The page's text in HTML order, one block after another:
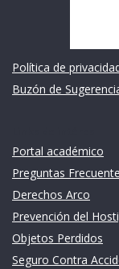
Política de
Buzón de
Portal académico
Preguntas
Derechos Arco
Prevención del
Objetos Perdidos
Seguro Contra